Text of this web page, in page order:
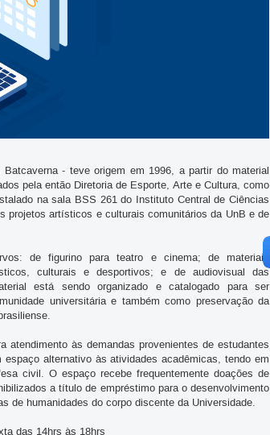
- teve origem em 1996, a partir do material
pela então Diretoria de Esporte, Arte e Cultura, como
na sala BSS 261 do Instituto Central de Ciências
projetos artísticos e culturais comunitários da UnB e de
de figurino para teatro e cinema; de materiais
culturais e desportivos; e de audiovisual das
está sendo organizado e catalogado para ser
universitária e também como preservação da
atendimento às demandas provenientes de estudantes
alternativo às atividades acadêmicas, tendo em
civil. O espaço recebe frequentemente doações de
a título de empréstimo para o desenvolvimento
de humanidades do corpo discente da Universidade.
das 14hrs às 18hrs